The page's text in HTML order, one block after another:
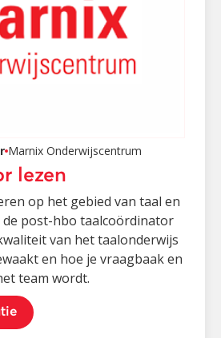
Marnix Onderwijscentrum
lezen
op het gebied van taal en
de post-hbo taalcoördinator
van het taalonderwijs
en hoe je vraagbaak en
team wordt.